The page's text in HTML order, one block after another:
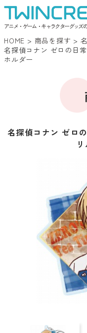
アニメ・ゲーム・キャラクターグッズ
HOME > 商品を探す >
名探偵コナン ゼロの日
ホルダー
名探偵コナン ゼロ